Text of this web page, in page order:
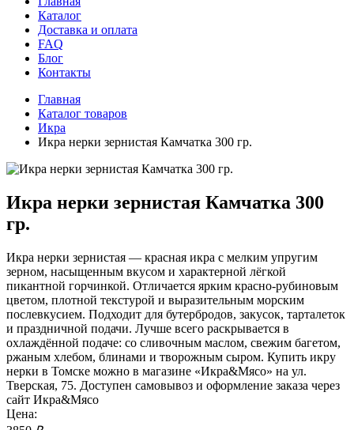
Каталог
Доставка и оплата
FAQ
Блог
Контакты
Главная
Каталог товаров
Икра
Икра нерки зернистая Камчатка 300 гр.
Икра нерки зернистая Камчатка 300
гр.
Икра нерки зернистая — красная икра с мелким упругим
зерном, насыщенным вкусом и характерной лёгкой
пикантной горчинкой. Отличается ярким красно-рубиновым
цветом, плотной текстурой и выразительным морским
послевкусием. Подходит для бутербродов, закусок, тарталеток
и праздничной подачи. Лучше всего раскрывается в
охлаждённой подаче: со сливочным маслом, свежим багетом,
ржаным хлебом, блинами и творожным сыром. Купить икру
нерки в Томске можно в магазине «Икра&Мясо» на ул.
Тверская, 75. Доступен самовывоз и оформление заказа через
сайт Икра&Мясо
Цена: